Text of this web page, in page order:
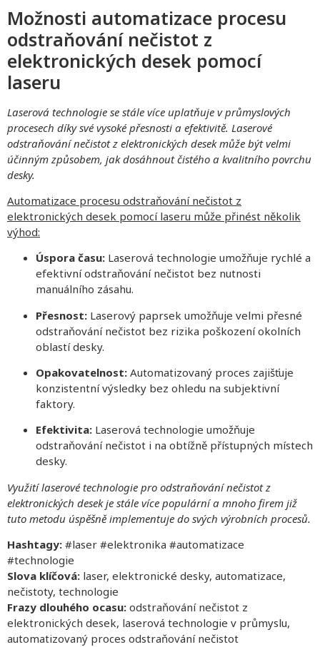
Možnosti automatizace procesu
odstraňování nečistot z
elektronických desek pomocí
laseru
Laserová technologie se stále více uplatňuje v průmyslových
procesech díky své vysoké přesnosti a efektivitě. Laserové
odstraňování nečistot z elektronických desek může být velmi
účinným způsobem, jak dosáhnout čistého a kvalitního povrchu
desky.
Automatizace procesu odstraňování nečistot z
elektronických desek pomocí laseru může přinést několik
výhod:
Úspora času: Laserová technologie umožňuje rychlé a
efektivní odstraňování nečistot bez nutnosti
manuálního zásahu.
Přesnost: Laserový paprsek umožňuje velmi přesné
odstraňování nečistot bez rizika poškození okolních
oblastí desky.
Opakovatelnost: Automatizovaný proces zajišťuje
konzistentní výsledky bez ohledu na subjektivní
faktory.
Efektivita: Laserová technologie umožňuje
odstraňování nečistot i na obtížně přístupných místech
desky.
Využití laserové technologie pro odstraňování nečistot z
elektronických desek je stále více populární a mnoho firem již
tuto metodu úspěšně implementuje do svých výrobních procesů.
Hashtagy: #laser #elektronika #automatizace
#technologie
Slova klíčová: laser, elektronické desky, automatizace,
nečistoty, technologie
Frazy dlouhého ocasu: odstraňování nečistot z
elektronických desek, laserová technologie v průmyslu,
automatizovaný proces odstraňování nečistot